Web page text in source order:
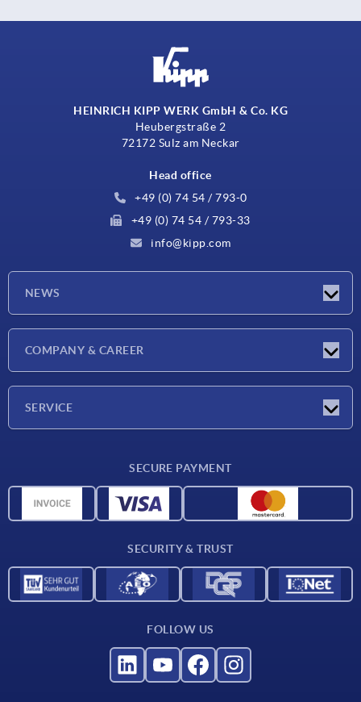
HEINRICH KIPP WERK GmbH & Co. KG
Heubergstraße 2
72172 Sulz am Neckar
Head office
+49 (0) 74 54 / 793-0
+49 (0) 74 54 / 793-33
info@kipp.com
NEWS
Press Reports
COMPANY & CAREER
SERVICE
Material overview
SECURE PAYMENT
SECURITY & TRUST
FOLLOW US